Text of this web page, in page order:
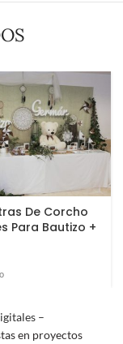
De Corcho
Para Bautizo +
–
en proyectos